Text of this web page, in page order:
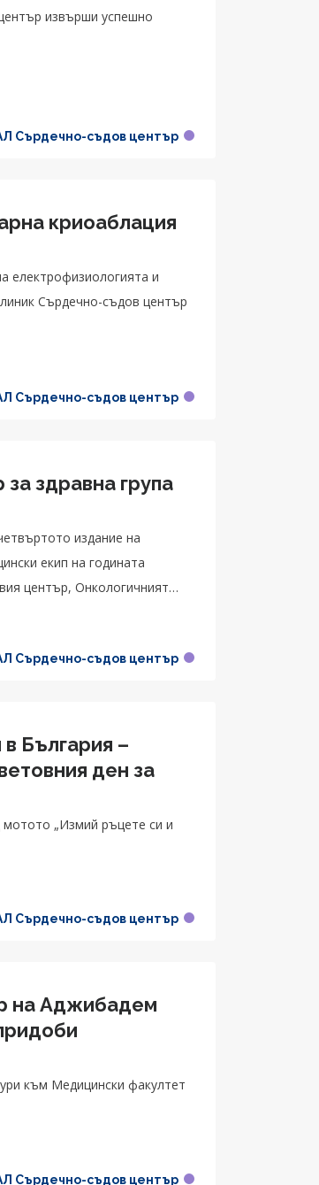
извърши успешно
Сърдечно-съдов център
криоаблация
електрофизиологията и
Сърдечно-съдов център
Сърдечно-съдов център
здравна група
издание на
екип на годината
Сърдечно-съдов център
България –
ден за
„Измий ръцете си и
Сърдечно-съдов център
на Аджибадем
Сърдечно-съдов център